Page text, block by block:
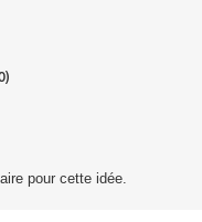
pour cette idée.